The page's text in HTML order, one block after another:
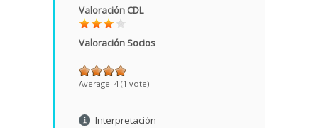
Valoración CDL
Valoración Socios
Average: 4 (1 vote)
Interpretación